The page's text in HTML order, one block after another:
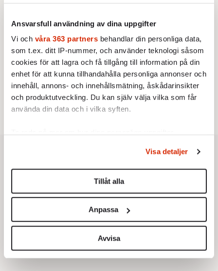
Ansvarsfull användning av dina uppgifter
Vi och våra 363 partners behandlar din personliga data,
som t.ex. ditt IP-nummer, och använder teknologi såsom
cookies för att lagra och få tillgång till information på din
enhet för att kunna tillhandahålla personliga annonser och
innehåll, annons- och innehållsmätning, åskådarinsikter
och produktutveckling. Du kan själv välja vilka som får
använda din data och i vilka syften.
Du kan ändra eller dra tillbaka ditt samtycke när som
helst från cookie-förklaringen.
Vi använder enhetsidentifierare för att anpassa innehållet
för sociala medier och analysera vår trafik. Vi
vidarebefordrar även sådana identifierare och annan
information från din enhet till de sociala medier och
annons- och analysföretag som vi samarbetar med.
Dessa kan i sin tur kombinera informationen med annan
Visa detaljer
Tillåt alla
Anpassa
Avvisa
3.Frans Wachtmeister:Ja, AC är ett hot mot den
KRÖNIKA
Nina Lekander:
På ”Kommunisthögskolan” drömde
alla om att vara arbetarklass
STICKET
5.Bitte Assarmo:Sagan om den lågbegåvade
ursprungsbefolkningen i Filipstad
KRÖNIKA
6.Sakine Madon:Efter islamistdådet oroar sig
vänstern för Agnes Wold